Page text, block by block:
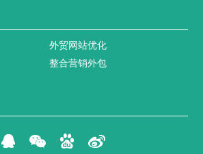
外贸网站优化
整合营销外包